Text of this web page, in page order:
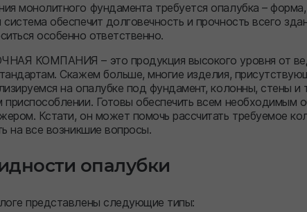
монолитного фундамента требуется опалубка –
система обеспечит долговечность и прочность всего
особенно ответственно.
КОМПАНИЯ – это продукция высокого уровня от
Скажем больше, многие изделия,
на опалубке под фундамент, колонны, стены и
приспособлении. Готовы обеспечить всем необходимым
Кстати, он может помочь рассчитать требуемое
на все возникшие вопросы.
опалубки
представлены следующие типы: